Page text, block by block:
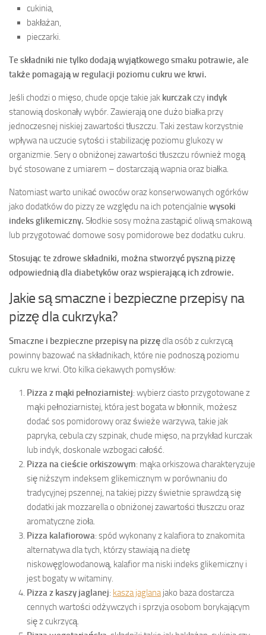
cukinia,
bakłażan,
pieczarki.
Te składniki nie tylko dodają wyjątkowego smaku potrawie, ale
także pomagają w regulacji poziomu cukru we krwi.
Jeśli chodzi o mięso, chude opcje takie jak kurczakczy indyk
stanowią doskonały wybór. Zawierają one dużo białka przy
jednoczesnej niskiej zawartości tłuszczu. Taki zestaw korzystnie
wpływa na uczucie sytości i stabilizację poziomu glukozy w
organizmie. Sery o obniżonej zawartości tłuszczu również mogą
być stosowane z umiarem – dostarczają wapnia oraz białka.
Natomiast warto unikać owoców oraz konserwowanych ogórków
jako dodatków do pizzy ze względu na ich potencjalnie wysoki
indeks glikemiczny. Słodkie sosy można zastąpić oliwą smakową
lub przygotować domowe sosy pomidorowe bez dodatku cukru.
Stosując te zdrowe składniki, można stworzyć pyszną pizzę
odpowiednią dla diabetyków oraz wspierającą ich zdrowie.
Jakie są smaczne i bezpieczne przepisy na
pizzę dla cukrzyka?
Smaczne i bezpieczne przepisy na pizzędla osób z cukrzycą
powinny bazować na składnikach, które nie podnoszą poziomu
cukru we krwi. Oto kilka ciekawych pomysłów:
Pizza z mąki pełnoziarnistej: wybierz ciasto przygotowane z
mąki pełnoziarnistej, która jest bogata w błonnik, możesz
dodać sos pomidorowy oraz świeże warzywa, takie jak
papryka, cebula czy szpinak, chude mięso, na przykład kurczak
lub indyk, doskonale wzbogaci całość.
Pizza na cieście orkiszowym: mąka orkiszowa charakteryzuje
się niższym indeksem glikemicznym w porównaniu do
tradycyjnej pszennej, na takiej pizzy świetnie sprawdzą się
dodatki jak mozzarella o obniżonej zawartości tłuszczu oraz
aromatyczne zioła.
Pizza kalafiorowa: spód wykonany z kalafiora to znakomita
alternatywa dla tych, którzy stawiają na dietę
niskowęglowodanową, kalafior ma niski indeks glikemiczny i
jest bogaty w witaminy.
Pizza z kaszy jaglanej: kasza jaglana jako baza dostarcza
cennych wartości odżywczych i sprzyja osobom borykającym
się z cukrzycą.